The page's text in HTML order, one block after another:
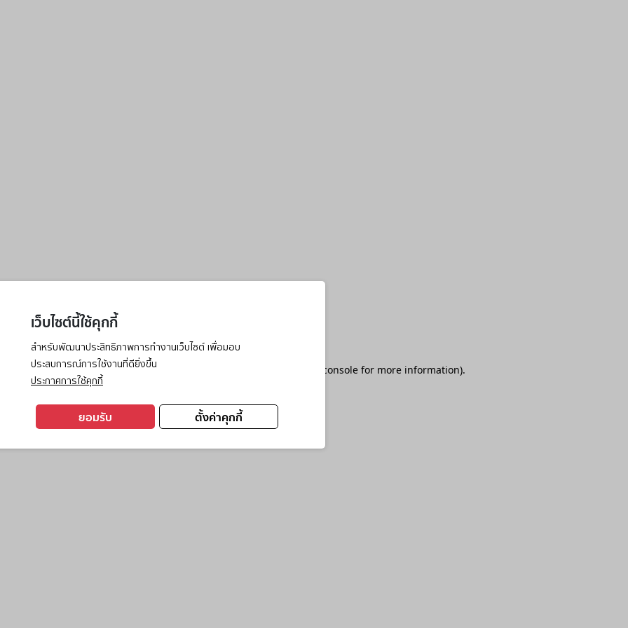
เว็บไซต์นี้ใช้คุกกี้
สำหรับพัฒนาประสิทธิภาพการทำงานเว็บไซต์ เพื่อมอบ
ประสบการณ์การใช้งานที่ดียิ่งขึ้น
ประกาศการใช้คุกกี้
ตั้งค่าคุกกี้
ยอมรับ
has occurred while loading browser console for more information).